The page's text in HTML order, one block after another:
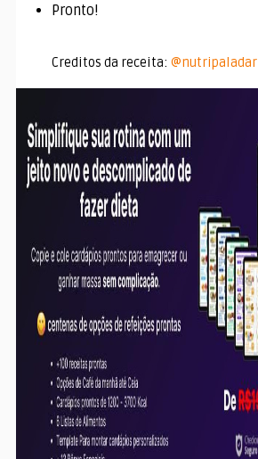
Pronto!
Creditos da receita: @nutripaladar